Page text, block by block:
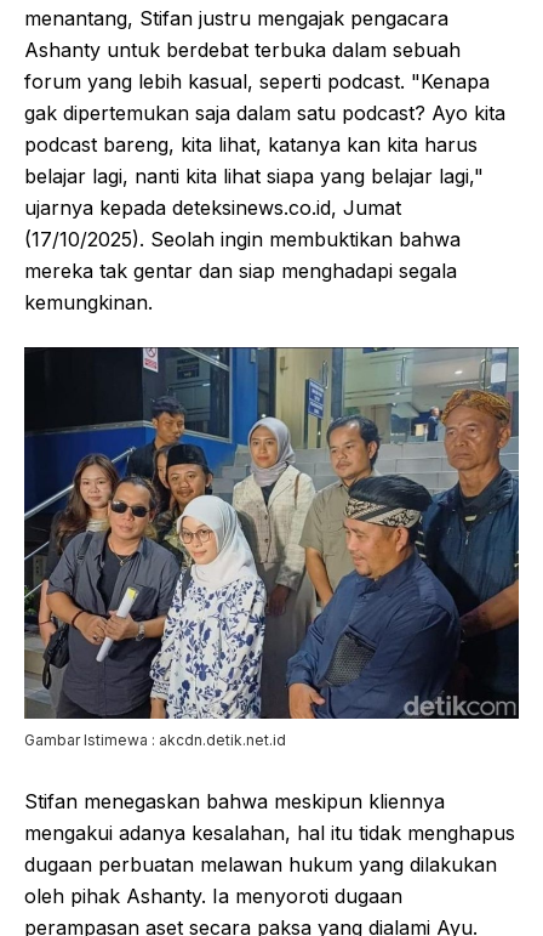
menantang, Stifan justru mengajak pengacara
Ashanty untuk berdebat terbuka dalam sebuah
forum yang lebih kasual, seperti podcast. "Kenapa
gak dipertemukan saja dalam satu podcast? Ayo kita
podcast bareng, kita lihat, katanya kan kita harus
belajar lagi, nanti kita lihat siapa yang belajar lagi,"
ujarnya kepada deteksinews.co.id, Jumat
(17/10/2025). Seolah ingin membuktikan bahwa
mereka tak gentar dan siap menghadapi segala
kemungkinan.
Gambar Istimewa : akcdn.detik.net.id
Stifan menegaskan bahwa meskipun kliennya
mengakui adanya kesalahan, hal itu tidak menghapus
dugaan perbuatan melawan hukum yang dilakukan
oleh pihak Ashanty. Ia menyoroti dugaan
perampasan aset secara paksa yang dialami Ayu.